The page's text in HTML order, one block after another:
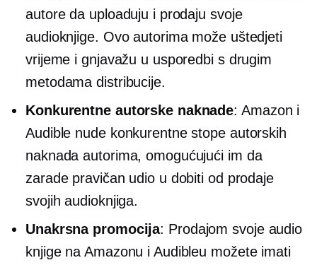
autore da uploaduju i prodaju svoje
audioknjige. Ovo autorima može uštedjeti
vrijeme i gnjavažu u usporedbi s drugim
metodama distribucije.
Konkurentne autorske naknade: Amazon i
Audible nude konkurentne stope autorskih
naknada autorima, omogućujući im da
zarade pravičan udio u dobiti od prodaje
svojih audioknjiga.
Unakrsna promocija: Prodajom svoje audio
knjige na Amazonu i Audibleu možete imati